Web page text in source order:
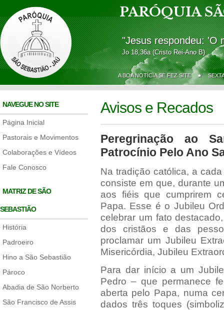
PARÓQUIA
"Jesus respondeu: 'O
Jo 18,36a (Cristo Rei-Ano B)
A BOA NOTÍCIA SE FEZ SITE ★
NAVEGUE NO SITE
Página Inicial
Pastorais e Movimentos
Colaborações e Vídeos
Fale Conosco
MATRIZ DE SÃO
SEBASTIÃO
História
Padroeiro
Hino a São Sebastião
Pároco
Abadia de São Norberto
São Francisco de Assis
Avisos e Recados
Peregrinação ao
Patrocínio Pelo Ano
Na tradição católica, a
consiste em que, durante
aos fiéis que cumprirem
Papa. Esse é o Jubileu
celebrar um fato
dos cristãos e das
proclamar um Jubileu
Misericórdia, Jubileu
Para dar início a um
Pedro – que permanece
aberta pelo Papa, numa
dados três toques